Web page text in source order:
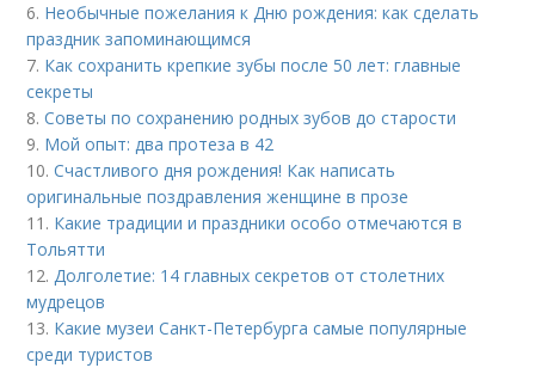
6. Необычные пожелания к Дню рождения: как сделать
праздник запоминающимся
7. Как сохранить крепкие зубы после 50 лет: главные
секреты
8.Советы по сохранению родных зубов до старости
9. Мой опыт: два протеза в 42
10.Счастливого дня рождения! Как написать
оригинальные поздравления женщине в прозе
11. Какие традиции и праздники особо отмечаются в
Тольятти
12.Долголетие: 14 главных секретов от столетних
мудрецов
13. Какие музеи Санкт-Петербурга самые популярные
среди туристов